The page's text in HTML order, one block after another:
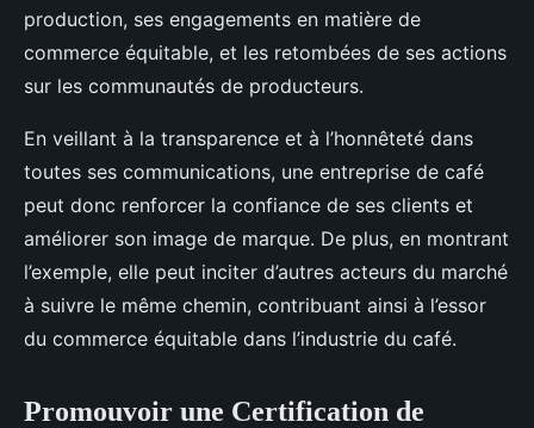
production, ses engagements en matière de
commerce équitable, et les retombées de ses actions
sur les communautés de producteurs.
En veillant à la transparence et à l’honnêteté dans
toutes ses communications, une entreprise de café
peut donc renforcer la confiance de ses clients et
améliorer son image de marque. De plus, en montrant
l’exemple, elle peut inciter d’autres acteurs du marché
à suivre le même chemin, contribuant ainsi à l’essor
du commerce équitable dans l’industrie du café.
Promouvoir une Certification de